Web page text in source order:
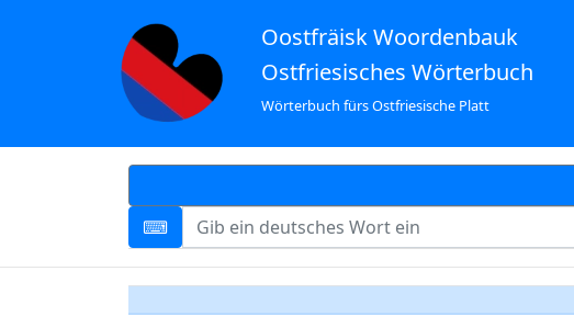
Oostfräisk Woordenbauk
Ostfriesisches Wörterbuch
Wörterbuch fürs Ostfriesische Platt